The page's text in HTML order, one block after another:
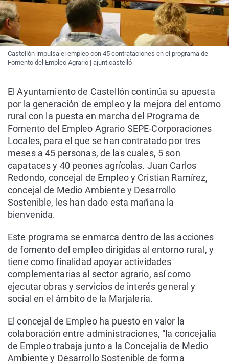
Castellón impulsa el empleo con 45 contrataciones en el programa de
Fomento del Empleo Agrario | ajunt.castelló
El Ayuntamiento de Castellón continúa su apuesta
por la generación de empleo y la mejora del entorno
rural con la puesta en marcha del Programa de
Fomento del Empleo Agrario SEPE-Corporaciones
Locales, para el que se han contratado por tres
meses a 45 personas, de las cuales, 5 son
capataces y 40 peones agrícolas. Juan Carlos
Redondo, concejal de Empleo y Cristian Ramírez,
concejal de Medio Ambiente y Desarrollo
Sostenible, les han dado esta mañana la
bienvenida.
Este programa se enmarca dentro de las acciones
de fomento del empleo dirigidas al entorno rural, y
tiene como finalidad apoyar actividades
complementarias al sector agrario, así como
ejecutar obras y servicios de interés general y
social en el ámbito de la Marjalería.
El concejal de Empleo ha puesto en valor la
colaboración entre administraciones, “la concejalía
de Empleo trabaja junto a la Concejalía de Medio
Ambiente y Desarrollo Sostenible de forma